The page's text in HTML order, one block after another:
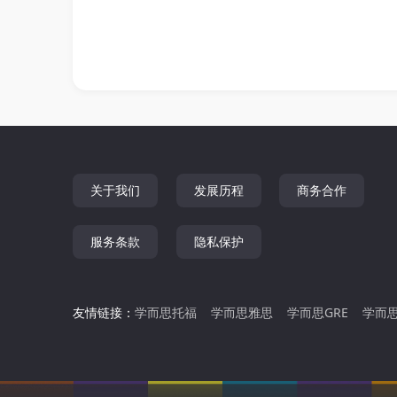
关于我们 发展历程 商务合作
服务条款 隐私保护
友情链接： 学而思托福 学而思雅思 学而思GRE 学而